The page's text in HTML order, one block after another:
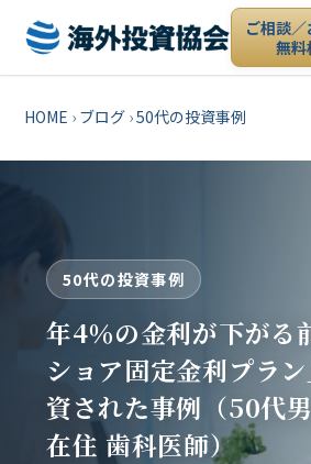
ご相談
無料
HOME › ブログ ›50代の投資事例
50代の投資事例
年4％の金利が下がる
ショア固定金利プラ
資された事例（50代
在住 歯科医師）